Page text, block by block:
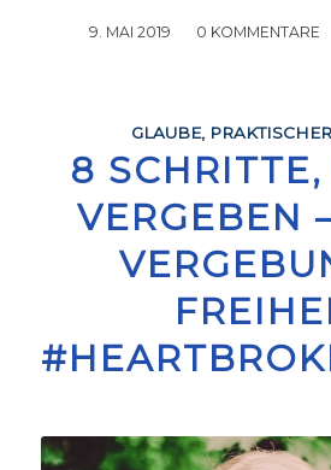
9. MAI 2019
/ 0 KOMMENTARE
/
GLAUBE,
8
VERGEBEN